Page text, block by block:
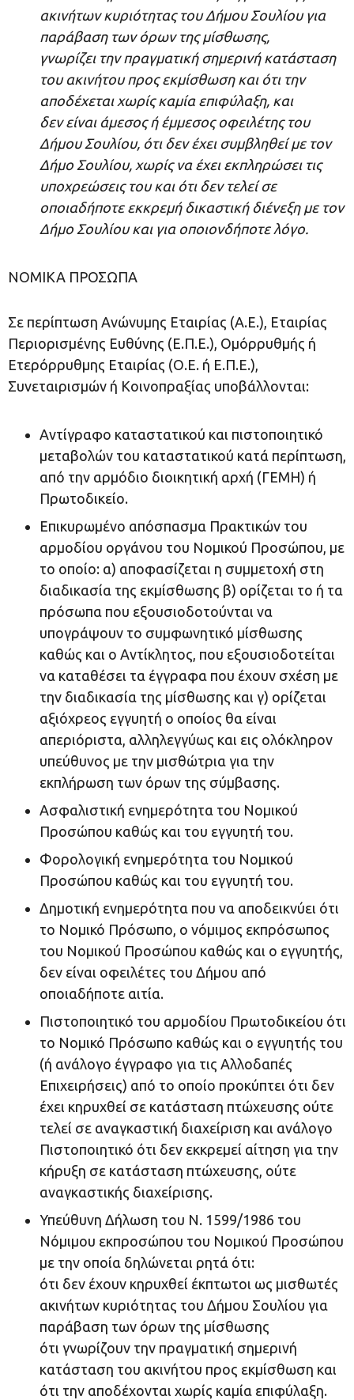
ακινήτων κυριότητας του Δήμου Σουλίου για
παράβαση των όρων της μίσθωσης,
γνωρίζει την πραγματική σημερινή κατάσταση
του ακινήτου προς εκμίσθωση και ότι την
αποδέχεται χωρίς καμία επιφύλαξη, και
δεν είναι άμεσος ή έμμεσος οφειλέτης του
Δήμου Σουλίου, ότι δεν έχει συμβληθεί με τον
Δήμο Σουλίου, χωρίς να έχει εκπληρώσει τις
υποχρεώσεις του και ότι δεν τελεί σε
οποιαδήποτε εκκρεμή δικαστική διένεξη με τον
Δήμο Σουλίου και για οποιονδήποτε λόγο.
ΝΟΜΙΚΑ ΠΡΟΣΩΠΑ
Σε περίπτωση Ανώνυμης Εταιρίας (Α.Ε.), Εταιρίας
Περιορισμένης Ευθύνης (Ε.Π.Ε.), Ομόρρυθμής ή
Ετερόρρυθμης Εταιρίας (Ο.Ε. ή Ε.Π.Ε.),
Συνεταιρισμών ή Κοινοπραξίας υποβάλλονται:
Αντίγραφο καταστατικού και πιστοποιητικό
μεταβολών του καταστατικού κατά περίπτωση,
από την αρμόδιο διοικητική αρχή (ΓΕΜΗ) ή
Πρωτοδικείο.
Επικυρωμένο απόσπασμα Πρακτικών του
αρμοδίου οργάνου του Νομικού Προσώπου, με
το οποίο: α) αποφασίζεται η συμμετοχή στη
διαδικασία της εκμίσθωσης β) ορίζεται το ή τα
πρόσωπα που εξουσιοδοτούνται να
υπογράψουν το συμφωνητικό μίσθωσης
καθώς και ο Αντίκλητος, που εξουσιοδοτείται
να καταθέσει τα έγγραφα που έχουν σχέση με
την διαδικασία της μίσθωσης και γ) ορίζεται
αξιόχρεος εγγυητή ο οποίος θα είναι
απεριόριστα, αλληλεγγύως και εις ολόκληρον
υπεύθυνος με την μισθώτρια για την
εκπλήρωση των όρων της σύμβασης.
Ασφαλιστική ενημερότητα του Νομικού
Προσώπου καθώς και του εγγυητή του.
Φορολογική ενημερότητα του Νομικού
Προσώπου καθώς και του εγγυητή του.
Δημοτική ενημερότητα που να αποδεικνύει ότι
το Νομικό Πρόσωπο, ο νόμιμος εκπρόσωπος
του Νομικού Προσώπου καθώς και ο εγγυητής,
δεν είναι οφειλέτες του Δήμου από
οποιαδήποτε αιτία.
Πιστοποιητικό του αρμοδίου Πρωτοδικείου ότι
το Νομικό Πρόσωπο καθώς και ο εγγυητής του
(ή ανάλογο έγγραφο για τις Αλλοδαπές
Επιχειρήσεις) από το οποίο προκύπτει ότι δεν
έχει κηρυχθεί σε κατάσταση πτώχευσης ούτε
τελεί σε αναγκαστική διαχείριση και ανάλογο
Πιστοποιητικό ότι δεν εκκρεμεί αίτηση για την
κήρυξη σε κατάσταση πτώχευσης, ούτε
αναγκαστικής διαχείρισης.
Υπεύθυνη Δήλωση του Ν. 1599/1986 του
Νόμιμου εκπροσώπου του Νομικού Προσώπου
με την οποία δηλώνεται ρητά ότι:
ότι δεν έχουν κηρυχθεί έκπτωτοι ως μισθωτές
ακινήτων κυριότητας του Δήμου Σουλίου για
παράβαση των όρων της μίσθωσης
ότι γνωρίζουν την πραγματική σημερινή
κατάσταση του ακινήτου προς εκμίσθωση και
ότι την αποδέχονται χωρίς καμία επιφύλαξη.